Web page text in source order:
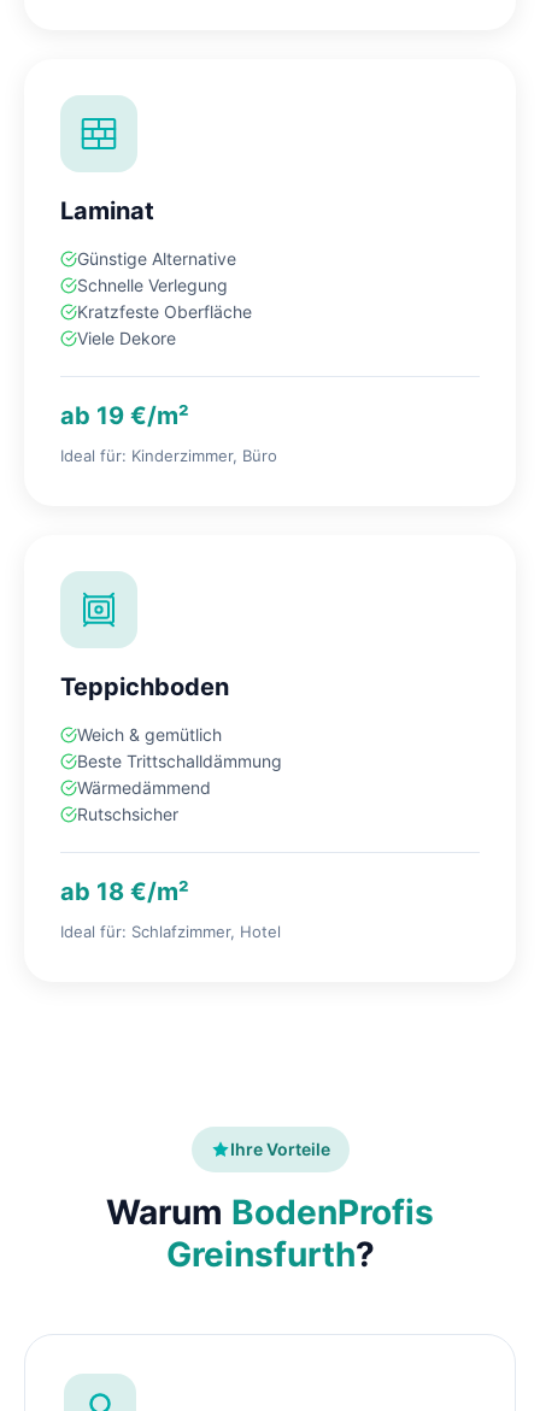
Laminat
Günstige Alternative
Schnelle Verlegung
Kratzfeste Oberfläche
Viele Dekore
ab 19 €/m²
Ideal für: Kinderzimmer, Büro
Teppichboden
Weich & gemütlich
Beste Trittschalldämmung
Wärmedämmend
Rutschsicher
ab 18 €/m²
Ideal für: Schlafzimmer, Hotel
Ihre Vorteile
Warum BodenProfis
Greinsfurth?